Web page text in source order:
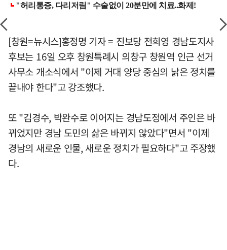
[창원=뉴시스]홍정명 기자 = 진보당 전희영 경남도지사
후보는 16일 오후 창원특례시 의창구 창원역 인근 선거
사무소 개소식에서 "이제 거대 양당 중심의 낡은 정치를
끝내야 한다"고 강조했다.
또 "김경수, 박완수로 이어지는 경남도정에서 주인은 바
뀌었지만 경남 도민의 삶은 바뀌지 않았다"면서 "이제
경남의 새로운 인물, 새로운 정치가 필요하다"고 주장했
다.